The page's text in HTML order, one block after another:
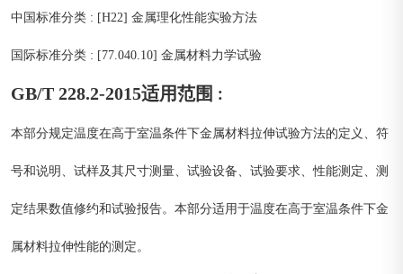
中国标准分类 : [H22] 金属理化性能实验方法
国际标准分类 : [77.040.10] 金属材料力学试验
GB/T 228.2-2015适用范围 :
本部分规定温度在高于室温条件下金属材料拉伸试验方法的定义、符
号和说明、试样及其尺寸测量、试验设备、试验要求、性能测定、测
定结果数值修约和试验报告。本部分适用于温度在高于室温条件下金
属材料拉伸性能的测定。